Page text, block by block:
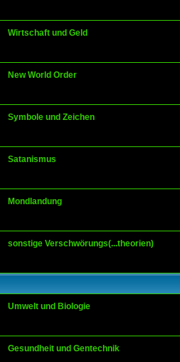
Wirtschaft und Geld
New World Order
Symbole und Zeichen
Satanismus
Mondlandung
sonstige Verschwörungs(...theorien)
Umwelt und Biologie
Gesundheit und Gentechnik